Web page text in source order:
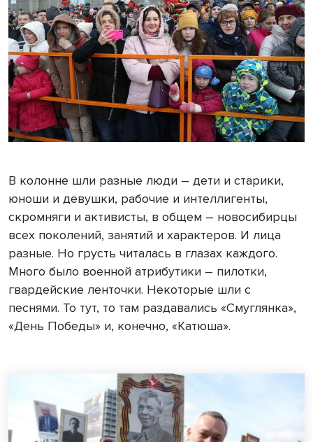
В колонне шли разные люди – дети и старики,
юноши и девушки, рабочие и интеллигенты,
скромняги и активисты, в общем – новосибирцы
всех поколений, занятий и характеров. И лица
разные. Но грусть читалась в глазах каждого.
Много было военной атрибутики – пилотки,
гвардейские ленточки. Некоторые шли с
песнями. То тут, то там раздавались «Смуглянка»,
«День Победы» и, конечно, «Катюша».